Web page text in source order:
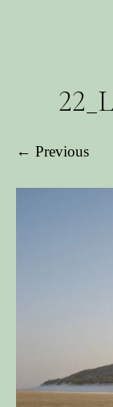
← Previous